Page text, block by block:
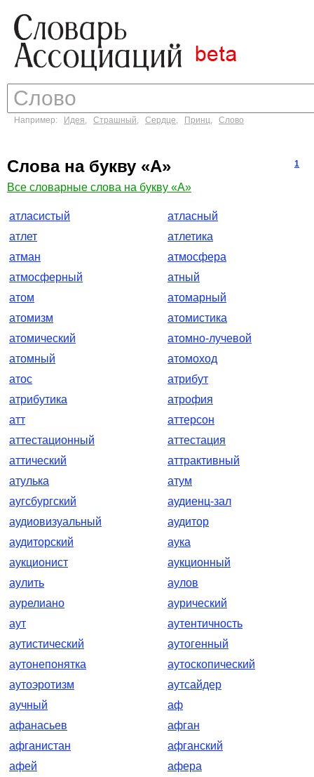
Например: Идея, Страшный, Сердце, Принц, Слово
Слова на букву «А» 1
Все словарные слова на букву «А»
атласистый
атласный
атлет
атлетика
атман
атмосфера
атмосферный
атный
атом
атомарный
атомизм
атомистика
атомический
атомно-лучевой
атомный
атомоход
атос
атрибут
атрибутика
атрофия
атт
аттерсон
аттестационный
аттестация
аттический
аттрактивный
атулька
атум
аугсбургский
аудиенц-зал
аудиовизуальный
аудитор
аудиторский
аука
аукционист
аукционный
аулить
аулов
аурелиано
аурический
аут
аутентичность
аутистический
аутогенный
аутонепонятка
аутоскопический
аутоэротизм
аутсайдер
аучный
аф
афанасьев
афган
афганистан
афганский
афей
афера